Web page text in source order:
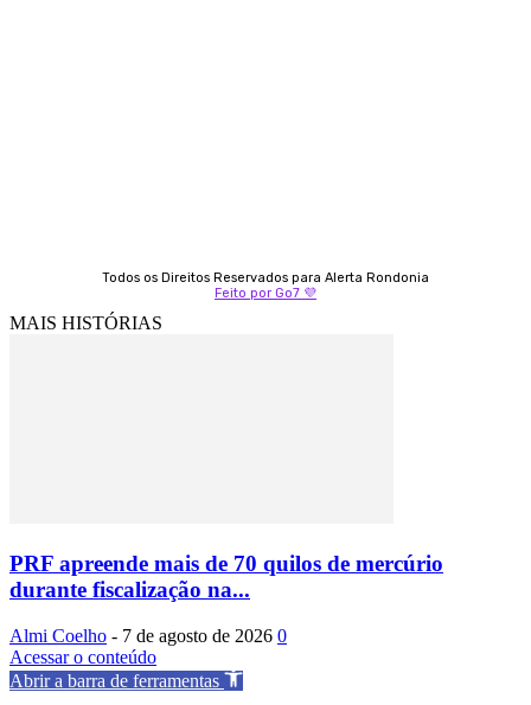
Todos os Direitos Reservados para Alerta Rondonia
Feito por Go7 💜
MAIS HISTÓRIAS
PRF apreende mais de 70 quilos de mercúrio
durante fiscalização na...
Almi Coelho - 7 de agosto de 2026 0
Acessar o conteúdo
Abrir a barra de ferramentas